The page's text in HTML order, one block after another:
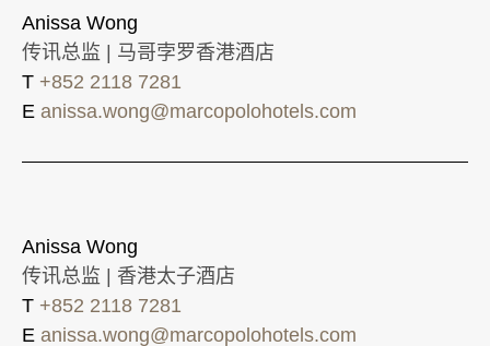
Anissa Wong
传讯总监 | 马哥孛罗香港酒店
T +852 2118 7281
E anissa.wong@marcopolohotels.com
Anissa Wong
传讯总监 | 香港太子酒店
T +852 2118 7281
E anissa.wong@marcopolohotels.com